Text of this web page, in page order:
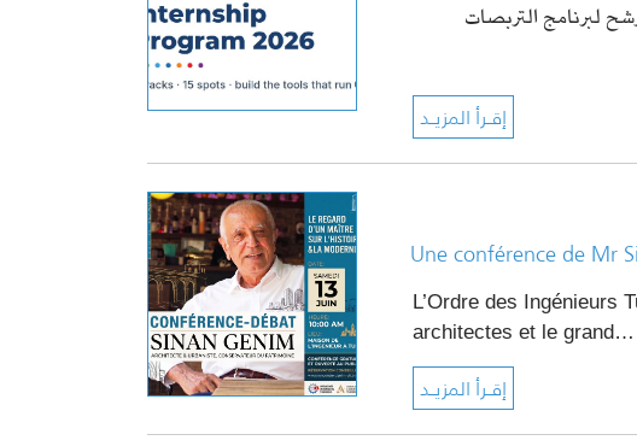
لبرنامج التربصات
Une conférence de Mr
L’Ordre des Ingénieurs
architectes et le grand…